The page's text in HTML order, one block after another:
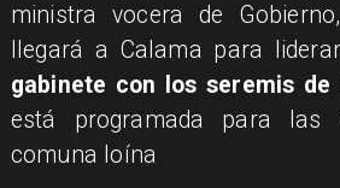
ministra vocera de Gobierno,
llegará a Calama para
gabinete con los seremis de
está programada para
comuna loína​